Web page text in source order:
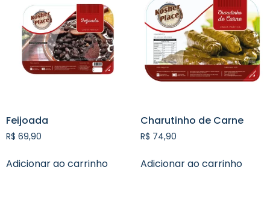
Feijoada
R$ 69,90
Adicionar ao carrinho
Charutinho de Carne
R$ 74,90
Adicionar ao carrinho